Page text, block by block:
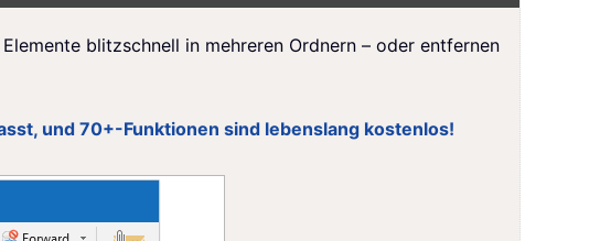
blitzschnell in mehreren Ordnern – oder entfernen
und 70+-Funktionen sind lebenslang kostenlos!